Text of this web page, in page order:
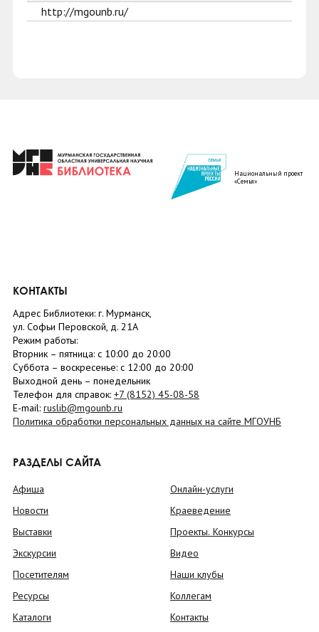
http://mgounb.ru/
Национальный проект
«Семья»
КОНТАКТЫ
Адрес Библиотеки: г. Мурманск,
ул. Софьи Перовской, д. 21А
Режим работы:
Вторник – пятница: с 10:00 до 20:00
Суббота – воскресенье: c 12:00 до 20:00
Выходной день – понедельник
Телефон для справок: +7 (8152) 45-08-58
E-mail: ruslib@mgounb.ru
Политика обработки персональных данных на сайте МГОУНБ
РАЗДЕЛЫ САЙТА
Афиша
Новости
Выставки
Экскурсии
Посетителям
Ресурсы
Каталоги
Онлайн-услуги
Краеведение
Проекты. Конкурсы
Видео
Наши клубы
Коллегам
Контакты